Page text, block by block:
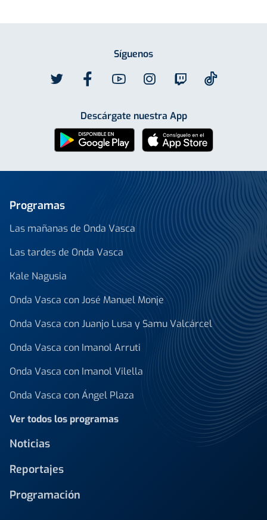
Síguenos
Descárgate nuestra App
Programas
Las mañanas de Onda Vasca
Las tardes de Onda Vasca
Kale Nagusia
Onda Vasca con José Manuel Monje
Onda Vasca con Juanjo Lusa y Samu Valcárcel
Onda Vasca con Imanol Arruti
Onda Vasca con Imanol Vilella
Onda Vasca con Ángel Plaza
Ver todos los programas
Noticias
Reportajes
Programación